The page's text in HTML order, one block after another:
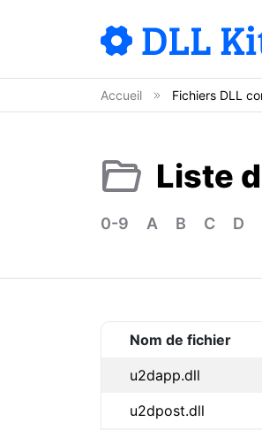
Accueil Fichiers DLL
Liste
0-9 A B C D
Nom de fichier
u2dapp.dll
u2dpost.dll